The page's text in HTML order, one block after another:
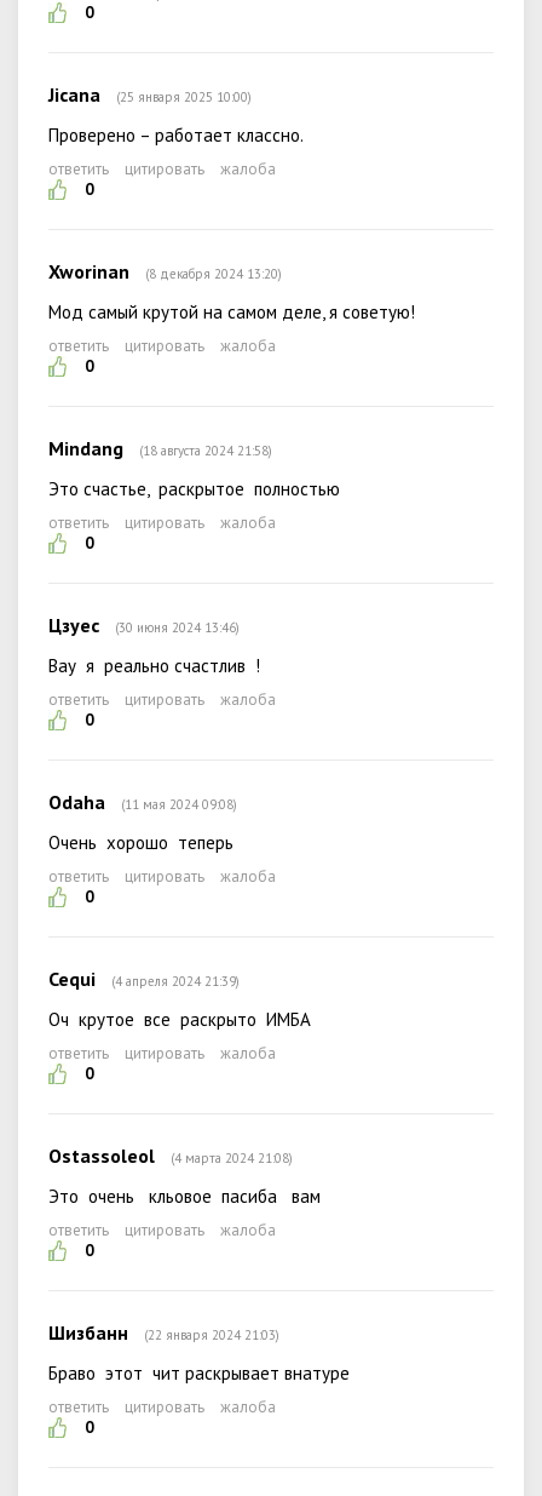
0
Jicana (25 января 2025 10:00)
Проверено – работает классно.
ответить цитировать
жалоба
0
Xworinan (8 декабря 2024 13:20)
Мод самый крутой на самом деле, я советую!
ответить цитировать
жалоба
0
Mindang (18 августа 2024 21:58)
Это счастье, раскрытое полностью
ответить цитировать
жалоба
0
Цзуес (30 июня 2024 13:46)
Вау я реально счастлив !
ответить цитировать
жалоба
0
Odaha (11 мая 2024 09:08)
Очень хорошо теперь
ответить цитировать
жалоба
0
Cequi (4 апреля 2024 21:39)
Оч крутое все раскрыто ИМБА
ответить цитировать
жалоба
0
Ostassoleol (4 марта 2024 21:08)
Это очень кльовое пасиба вам
ответить цитировать
жалоба
0
Шизбанн (22 января 2024 21:03)
Браво этот чит раскрывает внатуре
ответить цитировать
жалоба
0